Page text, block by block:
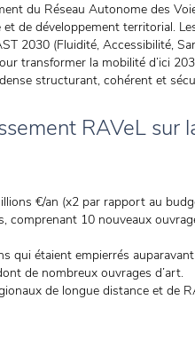
du Réseau Autonome des
de développement territorial.
2030 (Fluidité, Accessibilité,
transformer la mobilité d’ici
structurant, cohérent et
RAVeL sur
€/an (x2 par rapport au
10 nouveaux
qui étaient empierrés
de nombreux ouvrages d’art.
de longue distance et de